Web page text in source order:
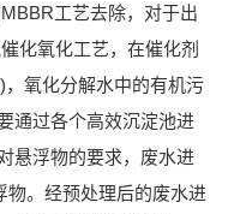
工艺去除，对于出
化氧化工艺，在催化剂
氧化分解水中的有机污
通过各个高效沉淀池进
悬浮物的要求，废水进
物。经预处理后的废水进